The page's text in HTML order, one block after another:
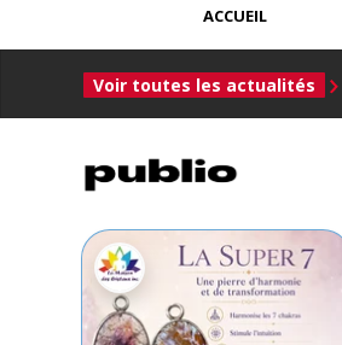
ACCUEIL
Voir toutes les actualités